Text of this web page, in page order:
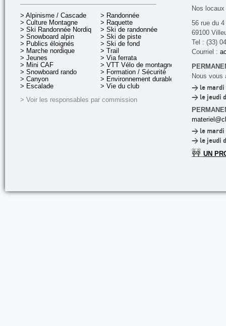
> Alpinisme / Cascade
> Culture Montagne
> Ski Randonnée Nordique
> Snowboard alpin
> Publics éloignés
> Marche nordique
> Jeunes
> Mini CAF
> Snowboard rando
> Canyon
> Escalade
> Randonnée
> Raquette
> Ski de randonnée
> Ski de piste
> Ski de fond
> Trail
> Via ferrata
> VTT Vélo de montagne
> Formation / Sécurité
> Environnement durable
> Vie du club
> Voir les responsables par commission
Nos
56 rue du
69100
Tel : (33)
Courriel :
Nous vous
> le mardi
> le jeudi
> le mardi
> le jeudi
🚧 UN